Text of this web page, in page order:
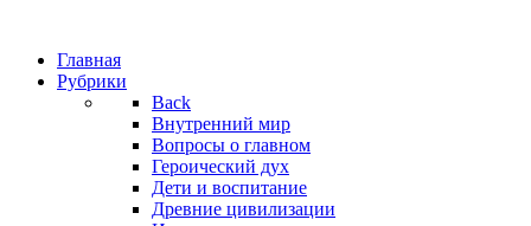
Главная
Рубрики
Back
Внутренний мир
Вопросы о главном
Героический дух
Дети и воспитание
Древние цивилизации